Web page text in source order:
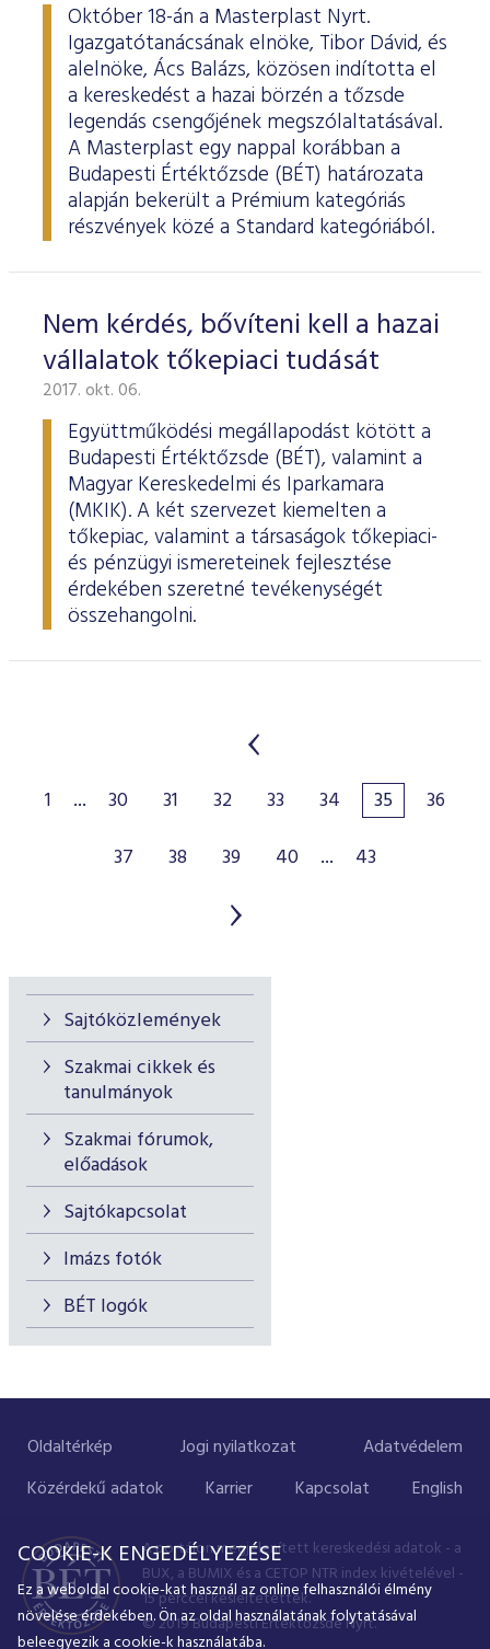
Sajtóközlemények
Szakmai cikkek és
tanulmányok
Szakmai fórumok,
előadások
Sajtókapcsolat
Imázs fotók
BÉT logók
Október 18-án a Masterplast Nyrt.
Igazgatótanácsának elnöke, Tibor Dávid, és
alelnöke, Ács Balázs, közösen indította el
a kereskedést a hazai börzén a tőzsde
legendás csengőjének megszólaltatásával.
A Masterplast egy nappal korábban a
Budapesti Értéktőzsde (BÉT) határozata
alapján bekerült a Prémium kategóriás
részvények közé a Standard kategóriából.
Nem kérdés, bővíteni kell a hazai
vállalatok tőkepiaci tudását
2017. okt. 06.
Együttműködési megállapodást kötött a
Budapesti Értéktőzsde (BÉT), valamint a
Magyar Kereskedelmi és Iparkamara
(MKIK). A két szervezet kiemelten a
tőkepiac, valamint a társaságok tőkepiaci-
és pénzügyi ismereteinek fejlesztése
érdekében szeretné tevékenységét
összehangolni.
1 ... 30 31 32 33 34 35
36
37
38 39 40 ... 43
Oldaltérkép Jogi nyilatkozat
Adatvédelem
Közérdekű adatok
Karrier Kapcsolat English
A portálon megjelenített kereskedési adatok - a
BUX, a BUMIX és a CETOP NTR index kivételével -
15 perccel késleltetettek.
© 2019 Budapesti Értéktőzsde Nyrt.
COOKIE-K ENGEDÉLYEZÉSE
Ez a weboldal cookie-kat használ az online felhasználói élmény
növelése érdekében. Ön az oldal használatának folytatásával
beleegyezik a cookie-k használatába.